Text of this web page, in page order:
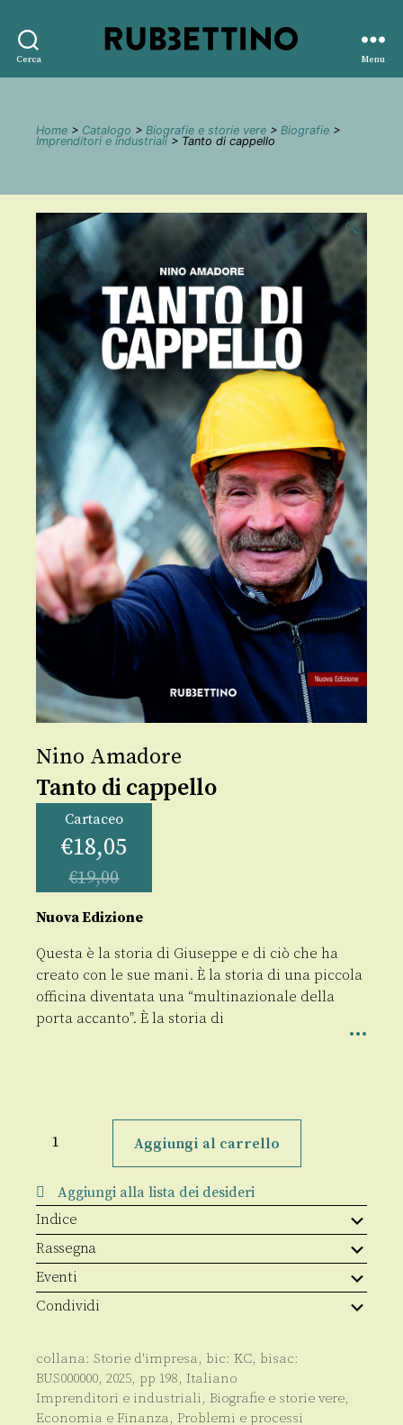
Cerca
editore
Menu
Home > Catalogo > Biografie e storie vere > Biografie >
Imprenditori e industriali > Tanto di cappello
🔍
Nino Amadore
Tanto di cappello
Cartaceo
€18,05
€19,00
Nuova Edizione
Questa è la storia di Giuseppe e di ciò che ha
creato con le sue mani. È la storia di una piccola
officina diventata una “multinazionale della
porta accanto”. È la storia di
Aggiungi al carrello
Aggiungi alla lista dei desideri
Indice
Rassegna
Eventi
Condividi
collana: Storie d'impresa, bic: KC, bisac:
BUS000000, 2025, pp 198, Italiano
Imprenditori e industriali, Biografie e storie vere,
Economia e Finanza, Problemi e processi